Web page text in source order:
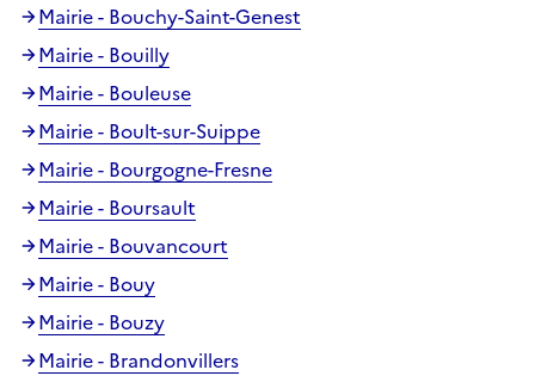
Mairie - Bouchy-Saint-Genest
Mairie - Bouilly
Mairie - Bouleuse
Mairie - Boult-sur-Suippe
Mairie - Bourgogne-Fresne
Mairie - Boursault
Mairie - Bouvancourt
Mairie - Bouy
Mairie - Bouzy
Mairie - Brandonvillers